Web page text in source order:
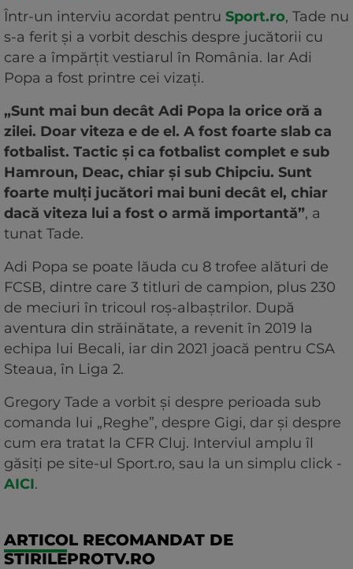
Într-un interviu acordat pentru Sport.ro, Tade nu
s-a ferit și a vorbit deschis despre jucătorii cu
care a împărțit vestiarul în România. Iar Adi
Popa a fost printre cei vizați.
„Sunt mai bun decât Adi Popa la orice oră a
zilei. Doar viteza e de el. A fost foarte slab ca
fotbalist. Tactic și ca fotbalist complet e sub
Hamroun, Deac, chiar și sub Chipciu. Sunt
foarte mulți jucători mai buni decât el, chiar
dacă viteza lui a fost o armă importantă”, a
tunat Tade.
Adi Popa se poate lăuda cu 8 trofee alături de
FCSB, dintre care 3 titluri de campion, plus 230
de meciuri în tricoul roș-albaștrilor. După
aventura din străinătate, a revenit în 2019 la
echipa lui Becali, iar din 2021 joacă pentru CSA
Steaua, în Liga 2.
Gregory Tade a vorbit și despre perioada sub
comanda lui „Reghe”, despre Gigi, dar și despre
cum era tratat la CFR Cluj. Interviul amplu îl
găsiți pe site-ul Sport.ro, sau la un simplu click -
AICI.
ARTICOL RECOMANDAT DE
STIRILEPROTV.RO